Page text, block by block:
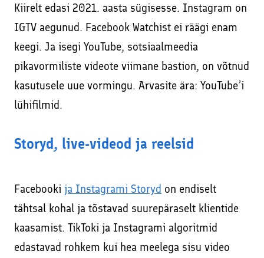
Kiirelt edasi 2021. aasta sügisesse. Instagram on
IGTV aegunud. Facebook Watchist ei räägi enam
keegi. Ja isegi YouTube, sotsiaalmeedia
pikavormiliste videote viimane bastion, on võtnud
kasutusele uue vormingu. Arvasite ära: YouTube’i
lühifilmid.
Storyd, live-videod ja reelsid
Facebooki ja Instagrami Storyd on endiselt
tähtsal kohal ja tõstavad suurepäraselt klientide
kaasamist. TikToki ja Instagrami algoritmid
edastavad rohkem kui hea meelega sisu video